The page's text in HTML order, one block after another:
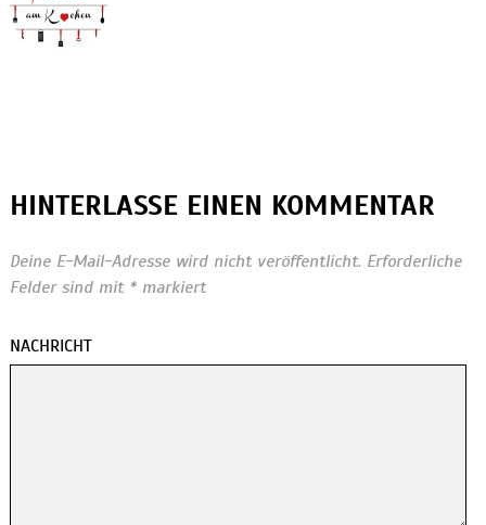
HINTERLASSE EINEN KOMMENTAR
Deine E-Mail-Adresse wird nicht veröffentlicht. Erforderliche
Felder sind mit *markiert
NACHRICHT